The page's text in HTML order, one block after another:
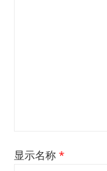
显示名称 *